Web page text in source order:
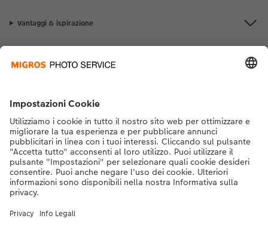
Vantaggi & ispirazione
Se hai domande sui prodotti o sull'ordine, non esitare a contattarci dal
lunedì alla domenica dalle 9:00 alle 20:00 (esclusi i giorni festivi) al
numero di telefono043 5500 292 dal lunedì alla domenica, dalle 9:00 alle
20:00 (festività escluse)
DE|FR|IT